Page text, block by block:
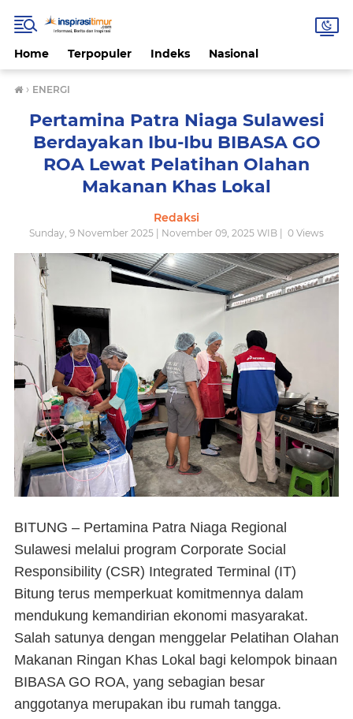
Home Terpopuler Indeks Nasional
› ENERGI
Pertamina Patra Niaga Sulawesi
Berdayakan Ibu-Ibu BIBASA GO
ROA Lewat Pelatihan Olahan
Makanan Khas Lokal
Redaksi
Sunday, 9 November 2025 | November 09, 2025 WIB | 0 Views
BITUNG – Pertamina Patra Niaga Regional
Sulawesi melalui program Corporate Social
Responsibility (CSR) Integrated Terminal (IT)
Bitung terus memperkuat komitmennya dalam
mendukung kemandirian ekonomi masyarakat.
Salah satunya dengan menggelar Pelatihan Olahan
Makanan Ringan Khas Lokal bagi kelompok binaan
BIBASA GO ROA, yang sebagian besar
anggotanya merupakan ibu rumah tangga.